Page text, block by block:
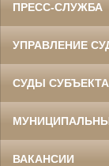
ПРЕСС-СЛУЖБА
УПРАВЛЕНИЕ
СУДЫ
ВАКАНСИИ